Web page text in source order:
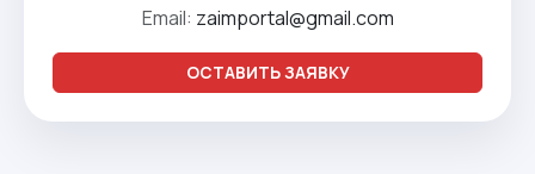
Email: zaimportal@gmail.com
ОСТАВИТЬ ЗАЯВКУ